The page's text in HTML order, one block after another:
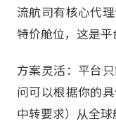
流航司有核心代
特价舱位，这是平
方案灵活：平台
问可以根据你的
中转要求）从全球